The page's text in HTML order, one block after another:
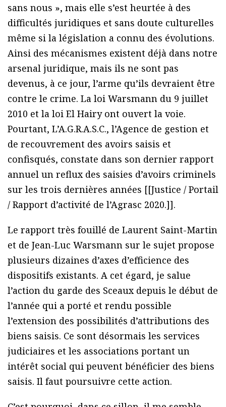
sans nous », mais elle s’est heurtée à des
difficultés juridiques et sans doute culturelles
même si la législation a connu des évolutions.
Ainsi des mécanismes existent déjà dans notre
arsenal juridique, mais ils ne sont pas
devenus, à ce jour, l’arme qu’ils devraient être
contre le crime. La loi Warsmann du 9 juillet
2010 et la loi El Hairy ont ouvert la voie.
Pourtant, L’A.G.R.A.S.C., l’Agence de gestion et
de recouvrement des avoirs saisis et
confisqués, constate dans son dernier rapport
annuel un reflux des saisies d’avoirs criminels
sur les trois dernières années [[Justice / Portail
/ Rapport d’activité de l’Agrasc 2020.]].
Le rapport très fouillé de Laurent Saint-Martin
et de Jean-Luc Warsmann sur le sujet propose
plusieurs dizaines d’axes d’efficience des
dispositifs existants. A cet égard, je salue
l’action du garde des Sceaux depuis le début de
l’année qui a porté et rendu possible
l’extension des possibilités d’attributions des
biens saisis. Ce sont désormais les services
judiciaires et les associations portant un
intérêt social qui peuvent bénéficier des biens
saisis. Il faut poursuivre cette action.